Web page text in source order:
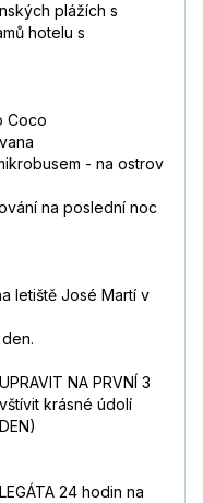
plážích s
hotelu s
Coco
- na ostrov
na poslední noc
letiště José Martí v
NA PRVNÍ 3
krásné údolí
24 hodin na